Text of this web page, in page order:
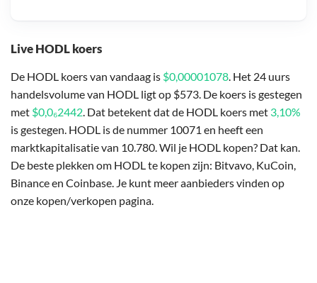
Live HODL koers
De HODL koers van vandaag is $0,00001078. Het 24 uurs
handelsvolume van HODL ligt op $573. De koers is gestegen
met $0,0₆2442. Dat betekent dat de HODL koers met 3,10%
is gestegen. HODL is de nummer 10071 en heeft een
marktkapitalisatie van 10.780. Wil je HODL kopen? Dat kan.
De beste plekken om HODL te kopen zijn: Bitvavo, KuCoin,
Binance en Coinbase. Je kunt meer aanbieders vinden op
onze kopen/verkopen pagina.